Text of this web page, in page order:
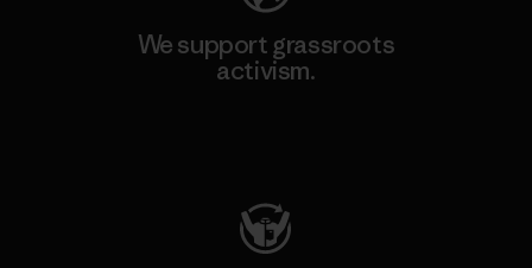
We support grassroots
activism.